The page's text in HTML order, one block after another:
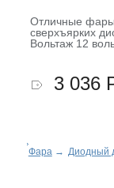
Отличные
сверхъярких
Вольтаж 12
3 036
Фара→ Диодный